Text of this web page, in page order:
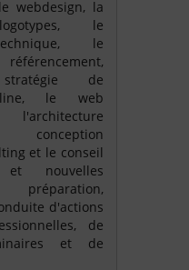
webdesign, la
le
le
de
le web
conception
et le conseil
nouvelles
préparation,
d'actions
de
et de